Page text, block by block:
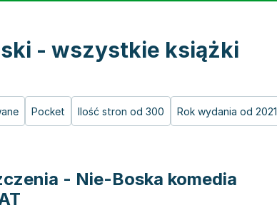
- wszystkie książki
Pocket Ilość stron od 300 Rok wydania od 2021
- Nie-Boska komedia